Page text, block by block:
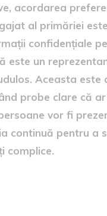
acordarea
al primăriei
confidențiale
este un
Aceasta
probe clare că
vor fi
continuă pentru a
complice.